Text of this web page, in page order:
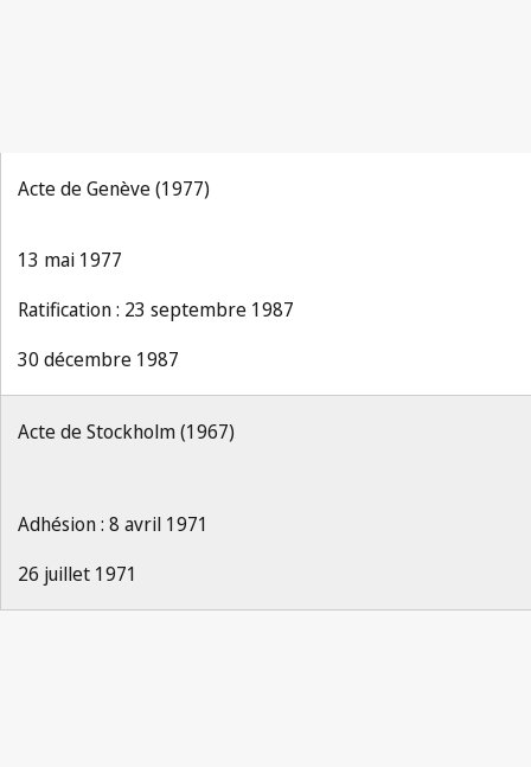
Acte de Genève (1977)
13 mai 1977
Ratification : 23 septembre 1987
30 décembre 1987
Acte de Stockholm (1967)
Adhésion : 8 avril 1971
26 juillet 1971